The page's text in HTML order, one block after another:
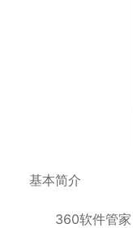
基本简介
360软件管家，